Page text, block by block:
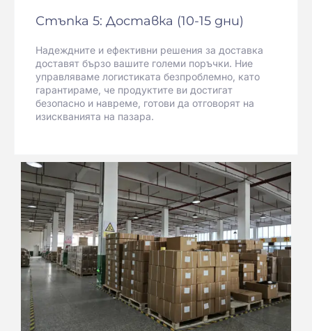
Стъпка 5: Доставка (10-15 дни)
Надеждните и ефективни решения за доставка
доставят бързо вашите големи поръчки. Ние
управляваме логистиката безпроблемно, като
гарантираме, че продуктите ви достигат
безопасно и навреме, готови да отговорят на
изискванията на пазара.